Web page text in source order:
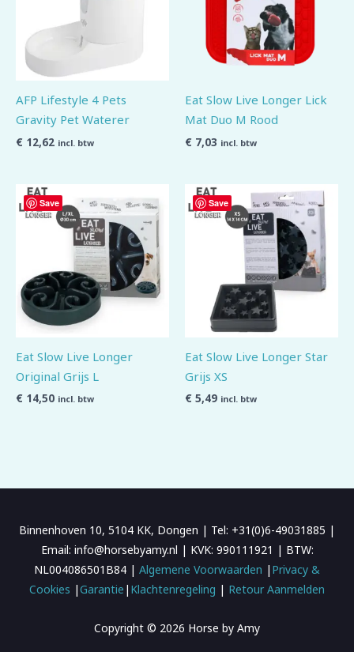
AFP Lifestyle 4 Pets
Gravity Pet Waterer
€ 12,62 incl. btw
Eat Slow Live Longer Lick
Mat Duo M Rood
€ 7,03 incl. btw
Save
Eat Slow Live Longer
Original Grijs L
€ 14,50 incl. btw
Save
Eat Slow Live Longer Star
Grijs XS
€ 5,49 incl. btw
Binnenhoven 10, 5104 KK, Dongen | Tel: +31(0)6-49031885 |
Email: info@horsebyamy.nl | KVK: 990111921 | BTW:
NL004086501B84 | Algemene Voorwaarden | Privacy &
Cookies |Garantie | Klachtenregeling | Retour Aanmelden
Copyright © 2026 Horse by Amy